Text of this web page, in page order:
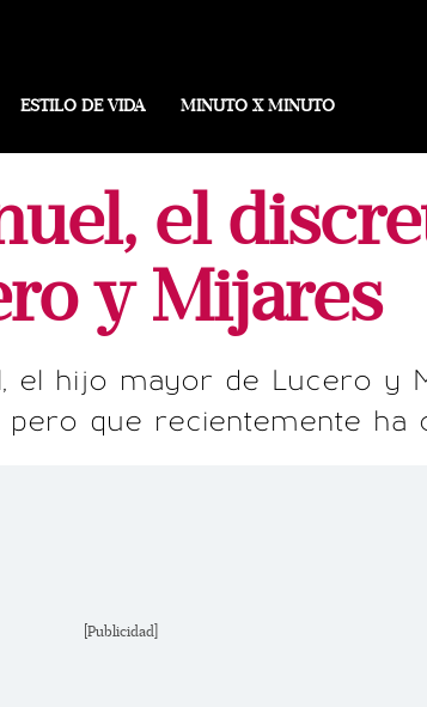
ESTILO DE VIDA MINUTO X MINUTO
el
y Mijares
el hijo mayor de Lucero y
que recientemente ha
[Publicidad]